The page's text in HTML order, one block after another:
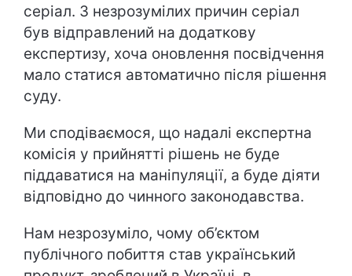
серіал. З незрозумілих причин серіал
був відправлений на додаткову
експертизу, хоча оновлення посвідчення
мало статися автоматично після рішення
суду.
Ми сподіваємося, що надалі експертна
комісія у прийнятті рішень не буде
піддаватися на маніпуляції, а буде діяти
відповідно до чинного законодавства.
Нам незрозуміло, чому об’єктом
публічного побиття став український